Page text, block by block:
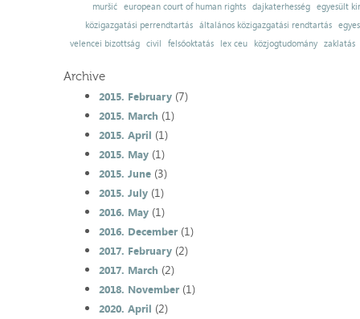
muršić
european court of human rights dajkaterhesség
egyesült
közigazgatási perrendtartás
általános közigazgatási rendtartás
velencei bizottság
civil felsőoktatás lex ceu közjogtudomány zaklatás
Archive
2015. February(7)
2015. March (1)
2015. April (1)
2015. May(1)
2015. June(3)
2015. July(1)
2016. May(1)
2016. December(1)
2017. February(2)
2017. March (2)
2018. November(1)
2020. April (2)